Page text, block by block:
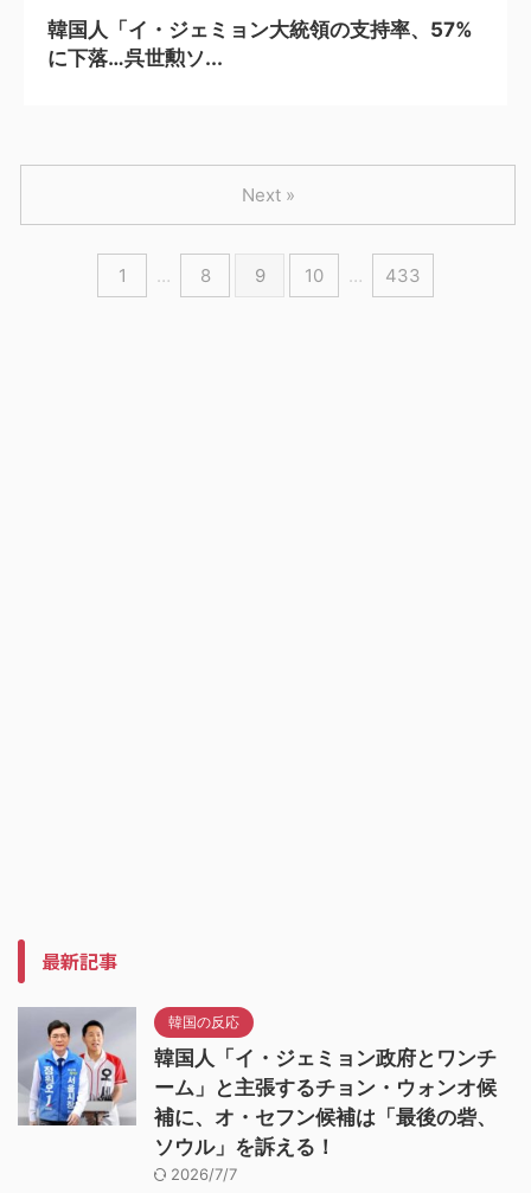
韓国人「イ・ジェミョン大統領の支持率、57%
に下落…呉世勲ソ...
1 … 8 9 10 … 433
Next »
最新記事
韓国の反応
韓国人「イ・ジェミョン政府とワンチ
ーム」と主張するチョン・ウォンオ候
補に、オ・セフン候補は「最後の砦、
ソウル」を訴える！
2026/7/7